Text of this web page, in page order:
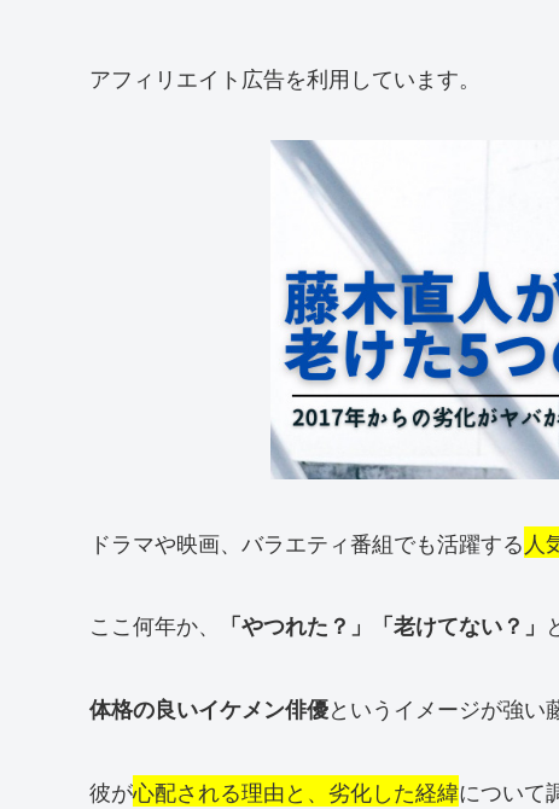
アフィリエイト広告を利用しています。
ドラマや映画、バラエティ番組でも活躍する 人
ここ何年か、 「やつれた？」「老けてない？」
体格の良いイケメン俳優というイメージが強い
彼が心配される理由と、劣化した経緯について